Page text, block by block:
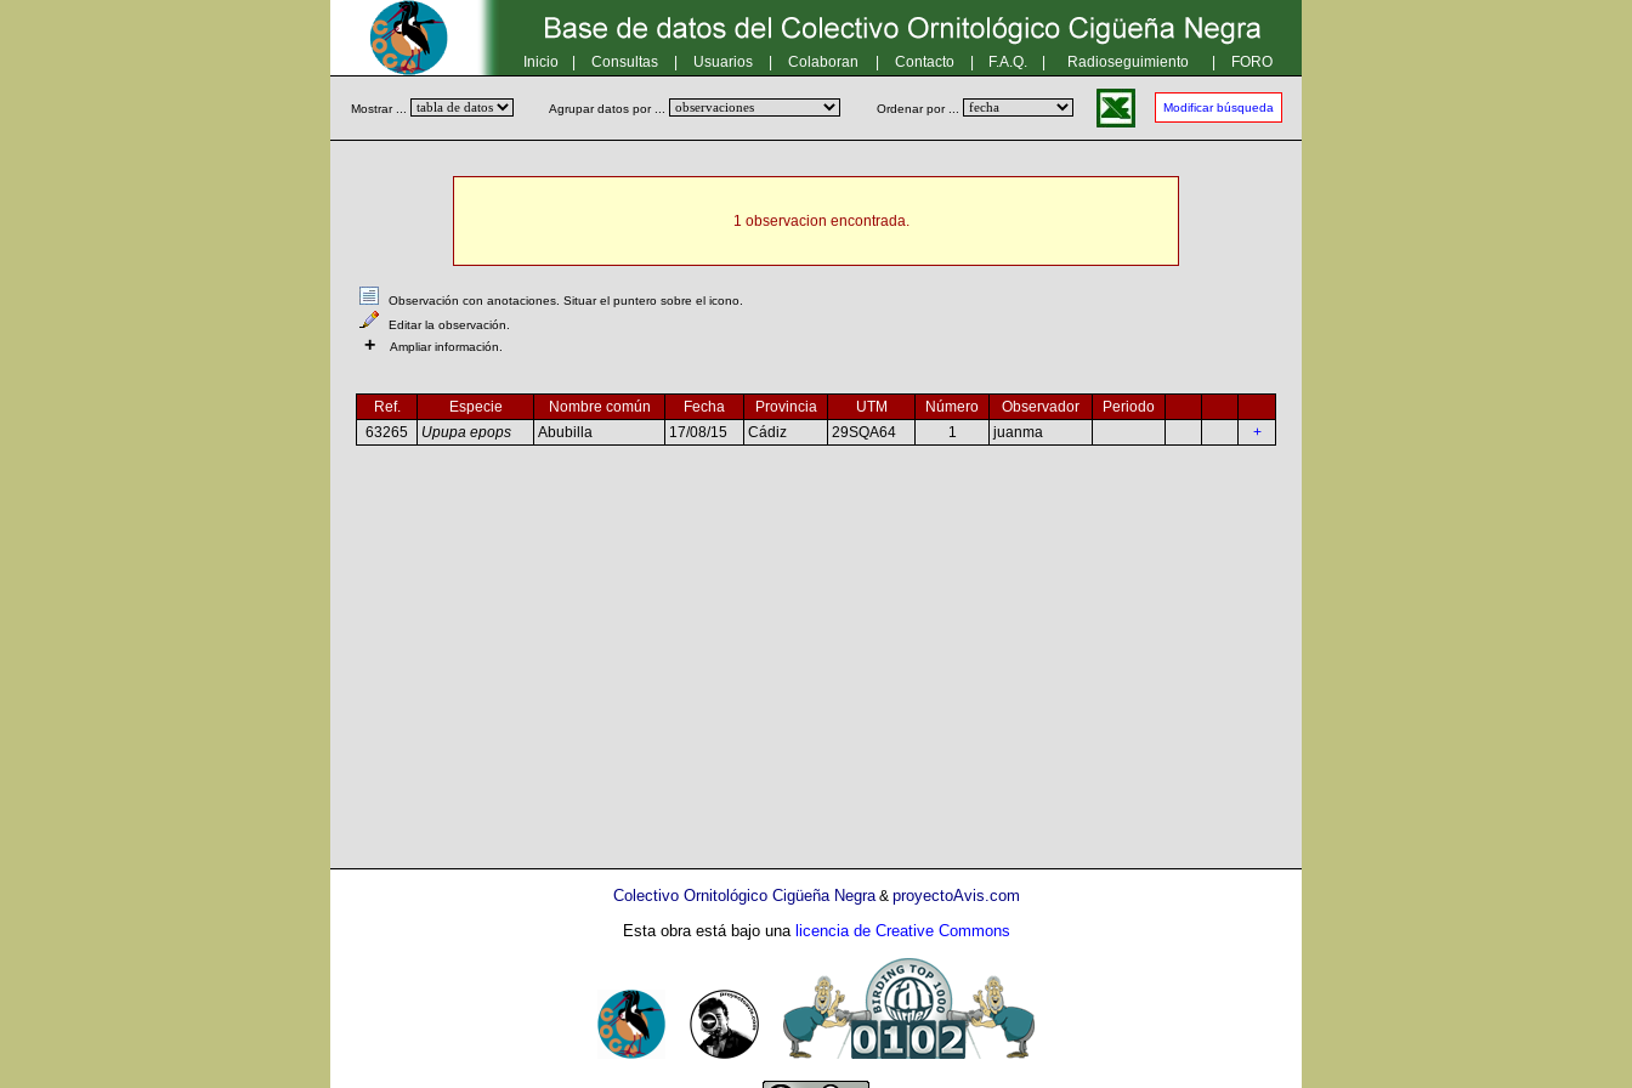
Inicio Consultas Usuarios Colaboran Contacto F.A.Q. Radioseguimiento FORO
Mostrar ... Agrupar datos por ... Ordenar por ... Modificar búsqueda
1 observacion encontrada.
Observación con anotaciones. Situar el puntero sobre el icono.
Editar la observación.
+ Ampliar información.
Ref. Especie Nombre común Fecha Provincia UTM Número Observador
Periodo
63265
Upupa epops Abubilla 17/08/15 Cádiz 29SQA64 1 juanma +
Colectivo Ornitológico Cigüeña Negra& proyectoAvis.com
Esta obra está bajo una licencia de Creative Commons